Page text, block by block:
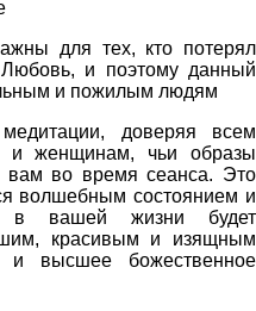
для тех, кто потерял
и поэтому данный
и пожилым людям
доверяя всем
и женщинам, чьи образы
вам во время сеанса. Это
волшебным состоянием и
в вашей жизни будет
красивым и изящным
и высшее божественное